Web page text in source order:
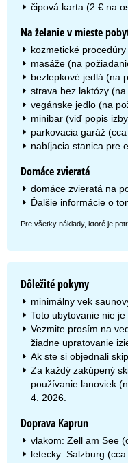
čipová karta (2 € na
Na želanie v mieste
kozmetické
masáže (na
bezlepkové jedlá (na
strava bez laktózy
vegánske jedlo (na
minibar (viď popis
parkovacia garáž
nabíjacia stanica pre
Domáce zvieratá
domáce zvieratá na
Ďalšie informácie o
Pre všetky náklady, ktoré je
Dôležité pokyny
minimálny vek
Toto ubytovanie nie je
Vezmite prosím na
žiadne upratovanie
Ak ste si objednali
Za každý zakúpený
používanie lanoviek
4. 2026.
Doprava Kaprun
vlakom: Zell am See
letecky: Salzburg